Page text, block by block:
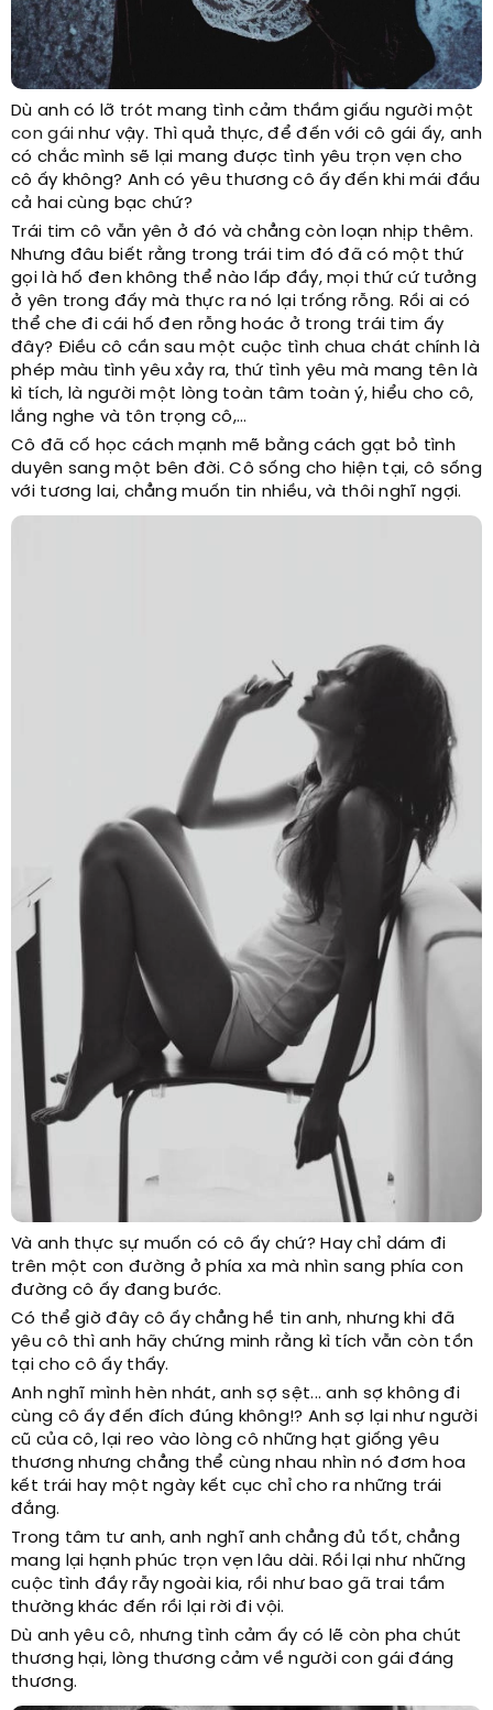
Dù anh có lỡ trót mang tình cảm thầm giấu người một
con gái như vậy. Thì quả thực, để đến với cô gái ấy, anh
có chắc mình sẽ lại mang được tình yêu trọn vẹn cho
cô ấy không? Anh có yêu thương cô ấy đến khi mái đầu
cả hai cùng bạc chứ?
Trái tim cô vẫn yên ở đó và chẳng còn loạn nhịp thêm.
Nhưng đâu biết rằng trong trái tim đó đã có một thứ
gọi là hố đen không thể nào lấp đầy, mọi thứ cứ tưởng
ở yên trong đấy mà thực ra nó lại trống rỗng. Rồi ai có
thể che đi cái hố đen rỗng hoác ở trong trái tim ấy
đây? Điều cô cần sau một cuộc tình chua chát chính là
phép màu tình yêu xảy ra, thứ tình yêu mà mang tên là
kì tích, là người một lòng toàn tâm toàn ý, hiểu cho cô,
lắng nghe và tôn trọng cô,...
Cô đã cố học cách mạnh mẽ bằng cách gạt bỏ tình
duyên sang một bên đời. Cô sống cho hiện tại, cô sống
với tương lai, chẳng muốn tin nhiều, và thôi nghĩ ngợi.
Và anh thực sự muốn có cô ấy chứ? Hay chỉ dám đi
trên một con đường ở phía xa mà nhìn sang phía con
đường cô ấy đang bước.
Có thể giờ đây cô ấy chẳng hề tin anh, nhưng khi đã
yêu cô thì anh hãy chứng minh rằng kì tích vẫn còn tồn
tại cho cô ấy thấy.
Anh nghĩ mình hèn nhát, anh sợ sệt... anh sợ không đi
cùng cô ấy đến đích đúng không!? Anh sợ lại như người
cũ của cô, lại reo vào lòng cô những hạt giống yêu
thương nhưng chẳng thể cùng nhau nhìn nó đơm hoa
kết trái hay một ngày kết cục chỉ cho ra những trái
đắng.
Trong tâm tư anh, anh nghĩ anh chẳng đủ tốt, chẳng
mang lại hạnh phúc trọn vẹn lâu dài. Rồi lại như những
cuộc tình đầy rẫy ngoài kia, rồi như bao gã trai tầm
thường khác đến rồi lại rời đi vội.
Dù anh yêu cô, nhưng tình cảm ấy có lẽ còn pha chút
thương hại, lòng thương cảm về người con gái đáng
thương.